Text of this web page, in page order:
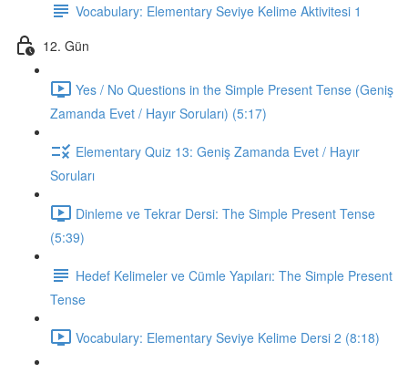
Vocabulary: Elementary Seviye Kelime Aktivitesi 1
12. Gün
Yes / No Questions in the Simple Present Tense (Geniş
Zamanda Evet / Hayır Soruları) (5:17)
Elementary Quiz 13: Geniş Zamanda Evet / Hayır
Soruları
Dinleme ve Tekrar Dersi: The Simple Present Tense
(5:39)
Hedef Kelimeler ve Cümle Yapıları: The Simple Present
Tense
Vocabulary: Elementary Seviye Kelime Dersi 2 (8:18)